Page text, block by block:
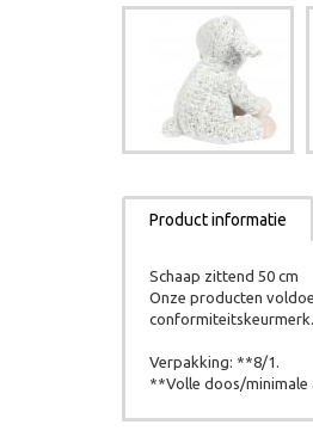
Product informatie
Schaap zittend 50 cm
Onze producten
conformiteitskeurmerk.
Verpakking: **8/1.
**Volle doos/minimale